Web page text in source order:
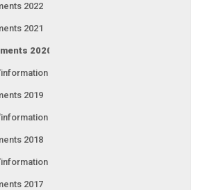
2022
2021
2020
2020
2019
2019
2018
2018
2017